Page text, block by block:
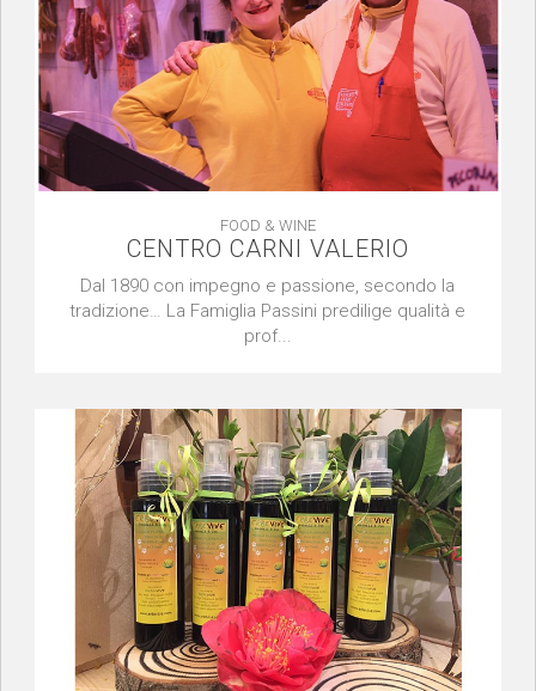
FOOD & WINE
CENTRO CARNI VALERIO
Dal 1890 con impegno e passione, secondo la
tradizione… La Famiglia Passini predilige qualità e
prof...